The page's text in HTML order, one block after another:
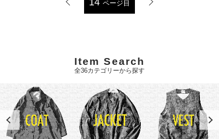
ページ目
Item Search
全36カテゴリーから探す